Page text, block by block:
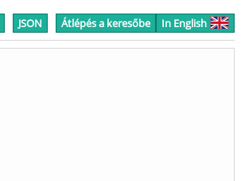
JSON Átlépés a keresőbe In English